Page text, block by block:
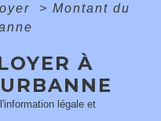
> Montant du
À
légale et